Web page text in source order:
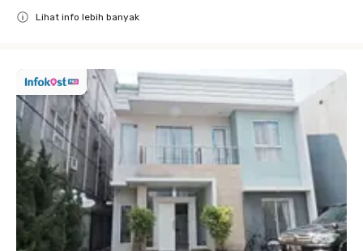
Lihat info lebih banyak